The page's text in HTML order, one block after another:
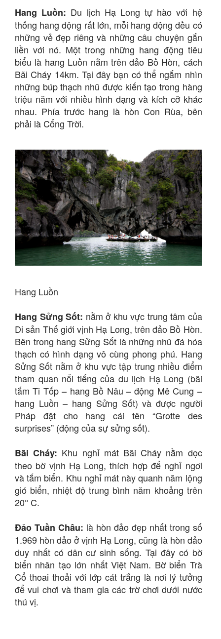
Hang Luồn: Du lịch Hạ Long tự hào với hệ
thống hang động rất lớn, mỗi hang động đều có
những vẻ đẹp riêng và những câu chuyện gắn
liền với nó. Một trong những hang động tiêu
biểu là hang Luồn nằm trên đảo Bồ Hòn, cách
Bãi Cháy 14km. Tại đây bạn có thể ngắm nhìn
những búp thạch nhũ được kiến tạo trong hàng
triệu năm với nhiều hình dạng và kích cỡ khác
nhau. Phía trước hang là hòn Con Rùa, bên
phải là Cổng Trời.
Hang Luồn
Hang Sửng Sốt: nằm ở khu vực trung tâm của
Di sản Thế giới vịnh Hạ Long, trên đảo Bồ Hòn.
Bên trong hang Sửng Sốt là những nhũ đá hóa
thạch có hình dạng vô cùng phong phú. Hang
Sửng Sốt nằm ở khu vực tập trung nhiều điểm
tham quan nổi tiếng của du lịch Hạ Long (bãi
tắm Ti Tốp – hang Bồ Nâu – động Mê Cung –
hang Luồn – hang Sửng Sốt) và được người
Pháp đặt cho hang cái tên “Grotte des
surprises” (động của sự sửng sốt).
Bãi Cháy: Khu nghỉ mát Bãi Cháy nằm dọc
theo bờ vịnh Hạ Long, thích hợp để nghỉ ngơi
và tắm biển. Khu nghỉ mát này quanh năm lộng
gió biển, nhiệt độ trung bình năm khoảng trên
20° C.
Đảo Tuần Châu: là hòn đảo đẹp nhất trong số
1.969 hòn đảo ở vịnh Hạ Long, cũng là hòn đảo
duy nhất có dân cư sinh sống. Tại đây có bờ
biển nhân tạo lớn nhất Việt Nam. Bờ biển Trà
Cổ thoai thoải với lớp cát trắng là nơi lý tưởng
để vui chơi và tham gia các trờ chơi dưới nước
thú vị.